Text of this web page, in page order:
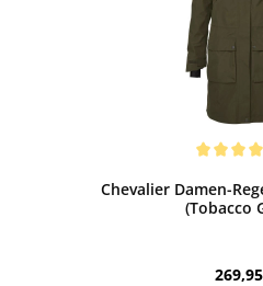
Chevalier Damen-
(Tobacco